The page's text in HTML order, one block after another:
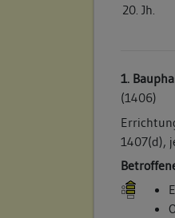
20. Jh.
1.
(1406)
1407(d),